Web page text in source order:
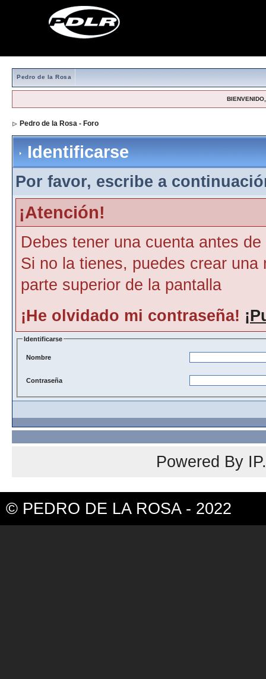
Pedro de la Rosa
Pedro de la Rosa - Foro
Identificarse
Por favor, escribe a
¡Atención!
Debes tener una cuenta antes
Si no la tienes, puedes crear
parte superior de la pantalla
¡He olvidado mi contraseña!
Identificarse
Nombre
Contraseña
Powered By
© PEDRO DE LA ROSA - 2022